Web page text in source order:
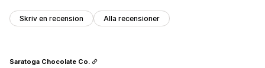
Skriv en recension Alla recensioner
Saratoga Chocolate Co.